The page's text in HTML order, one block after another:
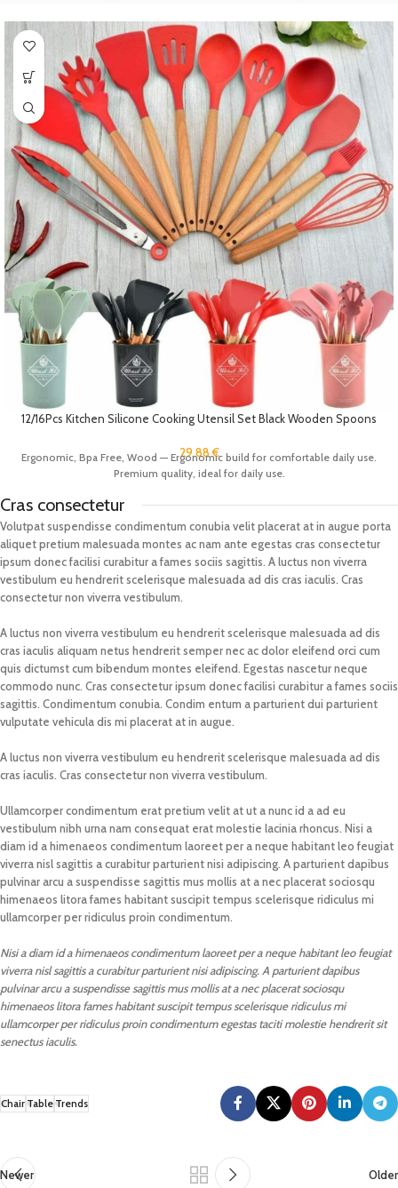
12/16Pcs Kitchen Silicone Cooking Utensil Set Black Wooden Spoons
29.88€
Ergonomic, Bpa Free, Wood — Ergonomic build for comfortable daily use.
Premium quality, ideal for daily use.
Cras consectetur
Volutpat suspendisse condimentum conubia velit placerat at in augue porta
aliquet pretium malesuada montes ac nam ante egestas cras consectetur
ipsum donec facilisi curabitur a fames sociis sagittis. A luctus non viverra
vestibulum eu hendrerit scelerisque malesuada ad dis cras iaculis. Cras
consectetur non viverra vestibulum.
A luctus non viverra vestibulum eu hendrerit scelerisque malesuada ad dis
cras iaculis aliquam netus hendrerit semper nec ac dolor eleifend orci cum
quis dictumst cum bibendum montes eleifend. Egestas nascetur neque
commodo nunc. Cras consectetur ipsum donec facilisi curabitur a fames sociis
sagittis. Condimentum conubia. Condim entum a parturient dui parturient
vulputate vehicula dis mi placerat at in augue.
A luctus non viverra vestibulum eu hendrerit scelerisque malesuada ad dis
cras iaculis. Cras consectetur non viverra vestibulum.
Ullamcorper condimentum erat pretium velit at ut a nunc id a ad eu
vestibulum nibh urna nam consequat erat molestie lacinia rhoncus. Nisi a
diam id a himenaeos condimentum laoreet per a neque habitant leo feugiat
viverra nisl sagittis a curabitur parturient nisi adipiscing. A parturient dapibus
pulvinar arcu a suspendisse sagittis mus mollis at a nec placerat sociosqu
himenaeos litora fames habitant suscipit tempus scelerisque ridiculus mi
ullamcorper per ridiculus proin condimentum.
Nisi a diam id a himenaeos condimentum laoreet per a neque habitant leo feugiat
viverra nisl sagittis a curabitur parturient nisi adipiscing. A parturient dapibus
pulvinar arcu a suspendisse sagittis mus mollis at a nec placerat sociosqu
himenaeos litora fames habitant suscipit tempus scelerisque ridiculus mi
ullamcorper per ridiculus proin condimentum egestas taciti molestie hendrerit sit
senectus iaculis.
ChairTableTrends
Newer Older